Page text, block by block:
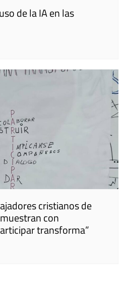
de la IA en las
cristianos de
con
transforma”